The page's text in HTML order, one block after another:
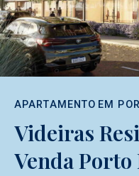
APARTAMENTO EM
Videiras
Venda Porto